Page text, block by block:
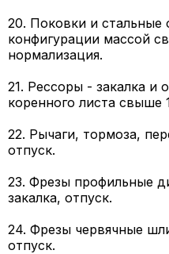
20. Поковки и стальные
конфигурации массой
нормализация.
21. Рессоры - закалка и
коренного листа свыше
22. Рычаги, тормоза,
отпуск.
23. Фрезы профильные
закалка, отпуск.
24. Фрезы червячные
отпуск.